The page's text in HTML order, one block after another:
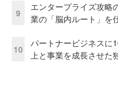
9
エンタープライズ攻略
業の「脳内ルート」を
10
パートナービジネスに
上と事業を成長させた